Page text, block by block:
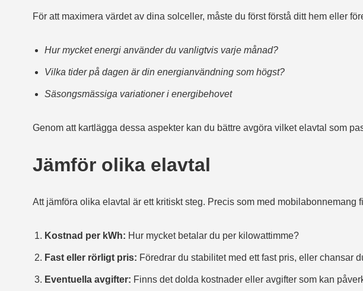
För att maximera värdet av dina solceller, måste du först förstå ditt hem eller
Hur mycket energi använder du vanligtvis varje månad?
Vilka tider på dagen är din energianvändning som högst?
Säsongsmässiga variationer i energibehovet
Genom att kartlägga dessa aspekter kan du bättre avgöra vilket elavtal som
Jämför olika elavtal
Att jämföra olika elavtal är ett kritiskt steg. Precis som med
Kostnad per kWh: Hur mycket betalar du per kilowattimme?
Fast eller rörligt pris: Föredrar du stabilitet med ett fast pris, eller chansar
Eventuella avgifter: Finns det dolda kostnader eller avgifter som kan